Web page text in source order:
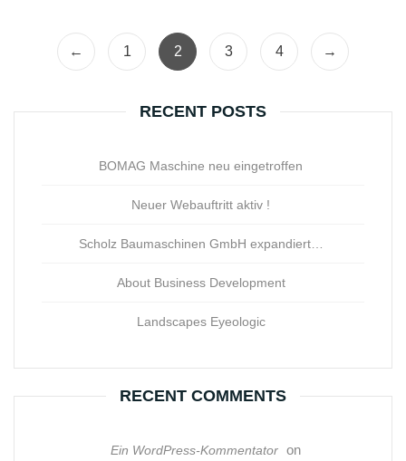
← 1 2 3 4 →
RECENT POSTS
BOMAG Maschine neu eingetroffen
Neuer Webauftritt aktiv !
Scholz Baumaschinen GmbH expandiert…
About Business Development
Landscapes Eyeologic
RECENT COMMENTS
Ein WordPress-Kommentator on